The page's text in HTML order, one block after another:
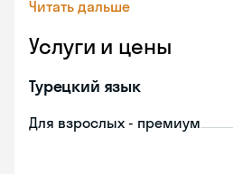
Читать дальше
Услуги и цены
Турецкий язык
Для взрослых - премиум